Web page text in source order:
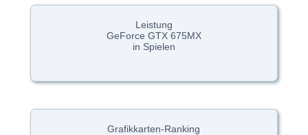
Leistung
GeForce GTX 675MX
in Spielen
Grafikkarten-Ranking